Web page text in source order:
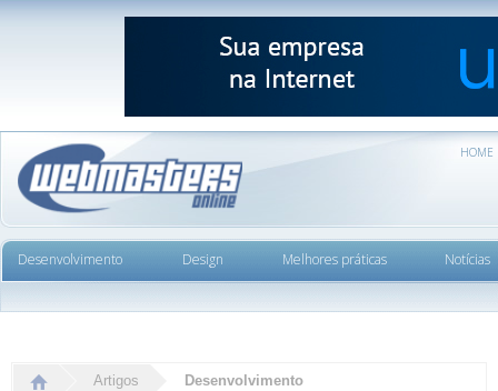
HOME
Desenvolvimento Design Melhores práticas Notícias
Artigos Desenvolvimento